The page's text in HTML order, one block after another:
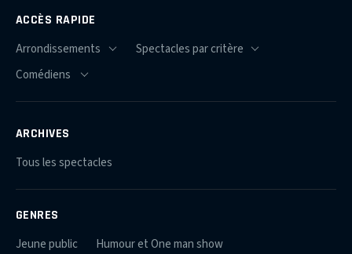
ACCÈS RAPIDE
ARCHIVES
Tous les spectacles
GENRES
Jeune public
Humour et One man show